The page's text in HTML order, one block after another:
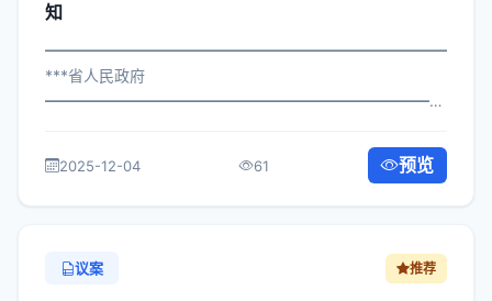
知
***省人民政府
属机构： 为深入贯彻落实习近平总书...
2025-12-04 61 预览
议案 推荐